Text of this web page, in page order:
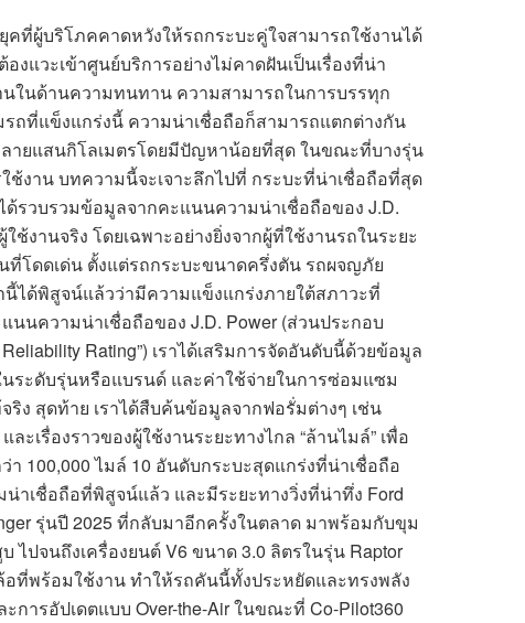
คที่ผู้บริโภคคาดหวังให้รถกระบะคู่ใจสามารถใช้งานได้
แวะเข้าศูนย์บริการอย่างไม่คาดฝันเป็นเรื่องที่น่า
นในด้านความทนทาน ความสามารถในการบรรทุก
ถที่แข็งแกร่งนี้ ความน่าเชื่อถือก็สามารถแตกต่างกัน
ายแสนกิโลเมตรโดยมีปัญหาน้อยที่สุด ในขณะที่บางรุ่น
งาน บทความนี้จะเจาะลึกไปที่ กระบะที่น่าเชื่อถือที่สุด
รวบรวมข้อมูลจากคะแนนความน่าเชื่อถือของ J.D.
ช้งานจริง โดยเฉพาะอย่างยิ่งจากผู้ที่ใช้งานรถในระยะ
ที่โดดเด่น ตั้งแต่รถกระบะขนาดครึ่งตัน รถผจญภัย
ได้พิสูจน์แล้วว่ามีความแข็งแกร่งภายใต้สภาวะที่
นความน่าเชื่อถือของ J.D. Power (ส่วนประกอบ
Rating”) เราได้เสริมการจัดอันดับนี้ด้วยข้อมูล
ระดับรุ่นหรือแบรนด์ และค่าใช้จ่ายในการซ่อมแซม
ริง สุดท้าย เราได้สืบค้นข้อมูลจากฟอรั่มต่างๆ เช่น
ละเรื่องราวของผู้ใช้งานระยะทางไกล “ล้านไมล์” เพื่อ
า 100,000 ไมล์ 10 อันดับกระบะสุดแกร่งที่น่าเชื่อถือ
าเชื่อถือที่พิสูจน์แล้ว และมีระยะทางวิ่งที่น่าทึ่ง Ford
รุ่นปี 2025 ที่กลับมาอีกครั้งในตลาด มาพร้อมกับขุม
ไปจนถึงเครื่องยนต์ V6 ขนาด 3.0 ลิตรในรุ่น Raptor
ที่พร้อมใช้งาน ทำให้รถคันนี้ทั้งประหยัดและทรงพลัง
การอัปเดตแบบ Over-the-Air ในขณะที่ Co-Pilot360